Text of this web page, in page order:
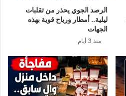
الرصد الجوي يحذر من تقلبات
ليلية.. أمطار ورياح قوية بهذه
الجهات
منذ 3 أيام